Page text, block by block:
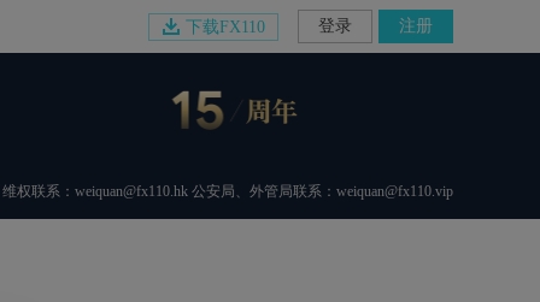
登录 注册
下载FX110
维权联系：weiquan@fx110.hk 公安局、外管局联系：weiquan@fx110.vip